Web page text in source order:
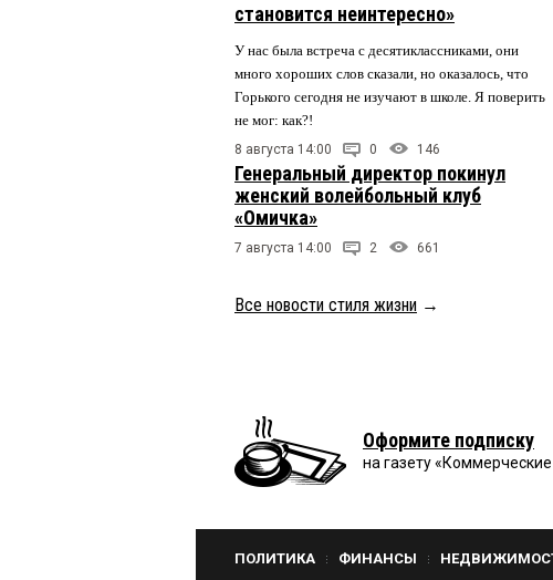
становится неинтересно»
У нас была встреча с десятиклассниками, они
много хороших слов сказали, но оказалось, что
Горького сегодня не изучают в школе. Я поверить
не мог: как?!
8 августа 14:00 0 146
Генеральный директор покинул
женский волейбольный клуб
«Омичка»
7 августа 14:00 2 661
Все новости стиля жизни →
Оформите подписку
на газету «Коммерческие
ПОЛИТИКА ФИНАНСЫ